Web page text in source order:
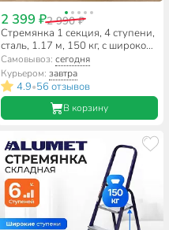
2 399 ₽2 990 ₽
Стремянка 1 секция, 4 ступени,
сталь, 1.17 м, 150 кг, с широкой
ступенью, 0.84 м до платформы,
Nika, ННСУ4
Самовывоз: сегодня
Курьером: завтра
4.9•56 отзывов
В корзину